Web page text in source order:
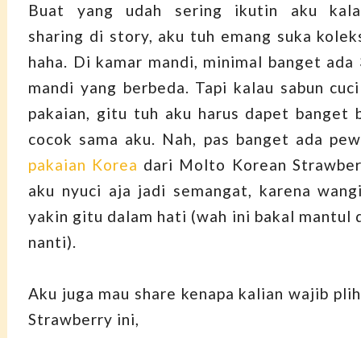
Buat yang udah sering ikutin aku
sharing di story, aku tuh emang suka
haha. Di kamar mandi, minimal banget ada
mandi yang berbeda. Tapi kalau sabun
pakaian, gitu tuh aku harus dapet banget
cocok sama aku. Nah, pas banget ada
pakaian Korea dari Molto Korean
aku nyuci aja jadi semangat, karena
yakin gitu dalam hati (wah ini bakal mantul
nanti).
Aku juga mau share kenapa kalian wajib
Strawberry ini,